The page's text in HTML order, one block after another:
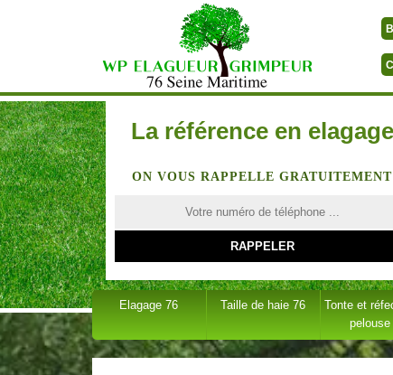
La référence en elagage
ON VOUS RAPPELLE GRATUITEMENT
Elagage 76 Taille de haie 76
Tonte et
pelouse